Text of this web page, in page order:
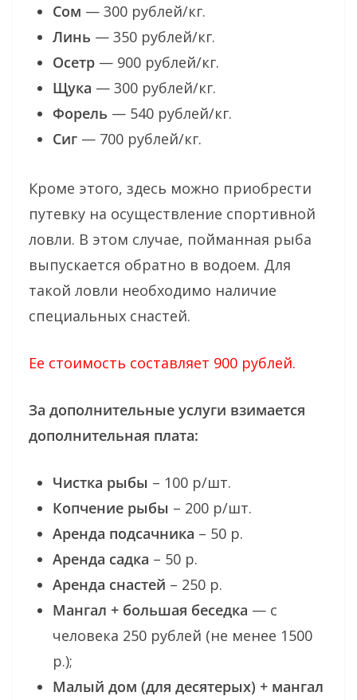
Сом — 300 рублей/кг.
Линь — 350 рублей/кг.
Осетр — 900 рублей/кг.
Щука — 300 рублей/кг.
Форель — 540 рублей/кг.
Сиг — 700 рублей/кг.
Кроме этого, здесь можно приобрести
путевку на осуществление спортивной
ловли. В этом случае, пойманная рыба
выпускается обратно в водоем. Для
такой ловли необходимо наличие
специальных снастей.
Ее стоимость составляет 900 рублей.
За дополнительные услуги взимается
дополнительная плата:
Чистка рыбы – 100 р/шт.
Копчение рыбы – 200 р/шт.
Аренда подсачника – 50 р.
Аренда садка – 50 р.
Аренда снастей – 250 р.
Мангал + большая беседка — с
человека 250 рублей (не менее 1500
р.);
Малый дом (для десятерых) + мангал